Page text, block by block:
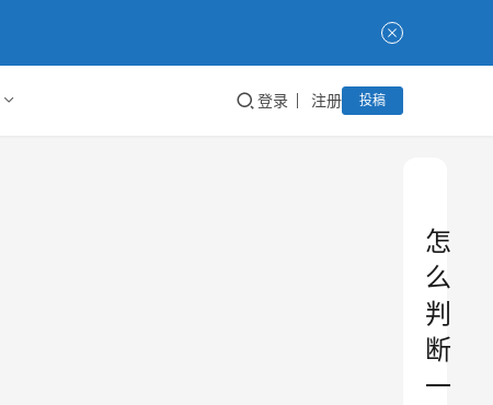
登录 注册 投稿
怎
么
判
断
一